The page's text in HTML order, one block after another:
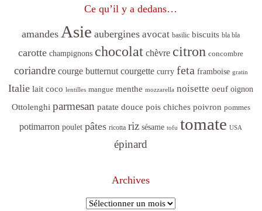
Ce qu’il y a dedans…
amandes Asie aubergines avocat basilic biscuits bla bla
carotte champignons chocolat chèvre citron concombre
coriandre courge butternut courgette curry feta framboise gratin
Italie lait coco lentilles mangue menthe mozzarella noisette oeuf oignon
Ottolenghi parmesan patate douce pois chiches poivron pommes
potimarron poulet pâtes ricotta riz sésame tofu tomate USA
épinard
Archives
Archives